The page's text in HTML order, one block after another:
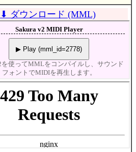
⬇ ダウンロード (MML)